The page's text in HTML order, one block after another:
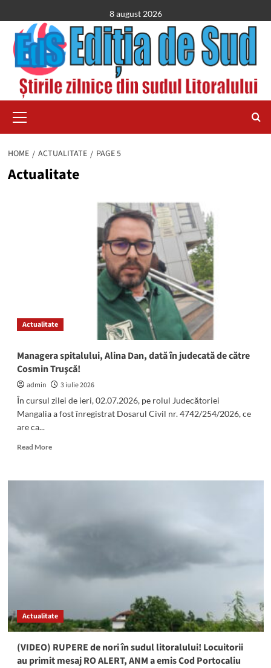
to
content
8 august 2026
Menu
HOME ACTUALITATE PAGE 5
Actualitate
Actualitate
Managera spitalului, Alina Dan, dată în judecată de către
Cosmin Truşcă!
admin
3 iulie 2026
În cursul zilei de ieri, 02.07.2026, pe rolul Judecătoriei
Mangalia a fost înregistrat Dosarul Civil nr. 4742/254/2026, ce
are ca...
Read MoreRead
Managera
Actualitate
(VIDEO) RUPERE de nori în sudul litoralului! Locuitorii
au primit mesaj RO ALERT, ANM a emis Cod Portocaliu